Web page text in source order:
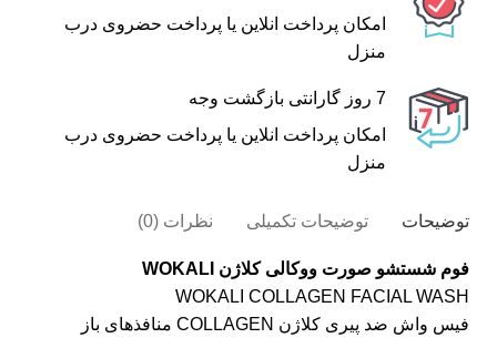
امکان پرداخت انلاین یا پرداخت حضروی درب
منزل
7 روز گارانتی بازگشت وجه
امکان پرداخت انلاین یا پرداخت حضروی درب
منزل
توضیحات توضیحات تکمیلی نظرات (0)
فوم شستشو صورت ووکالی کلاژن WOKALI
WOKALI COLLAGEN FACIAL WASH
فیس واش ضد پیری کلاژن COLLAGEN منافذهای باز